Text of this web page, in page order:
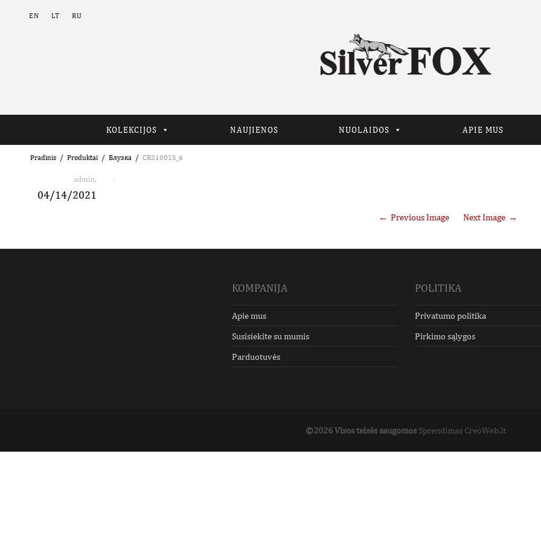
EN LT RU
KOLEKCIJOS NAUJIENOS NUOLAIDOS APIE MUS
Pradinis Produktai Блузка CR210015_6
admin,
04/14/2021
Previous Image Next Image
KOMPANIJA
Apie mus
Susisiekite su mumis
Parduotuvės
POLITIKA
Privatumo politika
Pirkimo sąlygos
©2026 Visos teisės saugomos Sprendimas CreoWeb.lt